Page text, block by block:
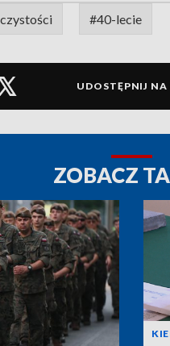
#40-lecie
UDOSTĘPNIJ NA
ZOBACZ